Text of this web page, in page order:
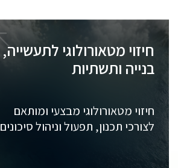
חיזוי מטאורולוגי לתעשייה,
בנייה ותשתיות
חיזוי מטאורולוגי מבצעי ומותאם
לצורכי תכנון, תפעול וניהול סיכונים